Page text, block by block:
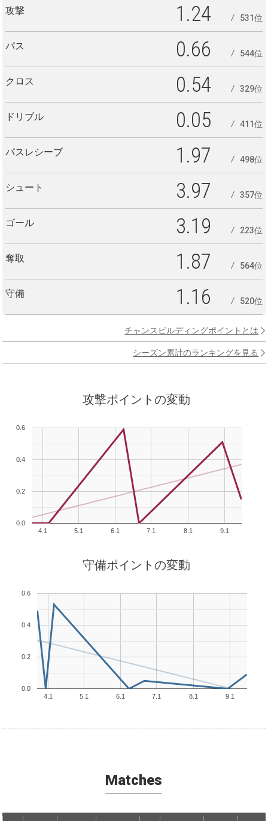
攻撃 1.24 531位
パス 0.66 544位
クロス 0.54 329位
ドリブル 0.05 411位
パスレシーブ 1.97 498位
シュート 3.97 357位
ゴール 3.19 223位
奪取 1.87 564位
守備 1.16 520位
チャンスビルディングポイントとは
シーズン累計のランキングを見る
攻撃ポイントの変動
4.1 5.1 6.1 7.1 8.1 9.1
0.0
0.2
0.4
0.6
守備ポイントの変動
4.1 5.1 6.1 7.1 8.1 9.1
0.0
0.2
0.4
0.6
Matches